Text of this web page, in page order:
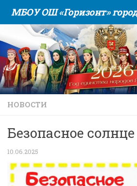
Skip to content
НОВОСТИ
Безопасное солнце
10.06.2025